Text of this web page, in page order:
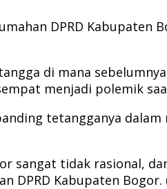
DPRD Kabupaten
di mana
menjadi polemik
tetangganya
sangat tidak rasional,
DPRD Kabupaten Bogor.